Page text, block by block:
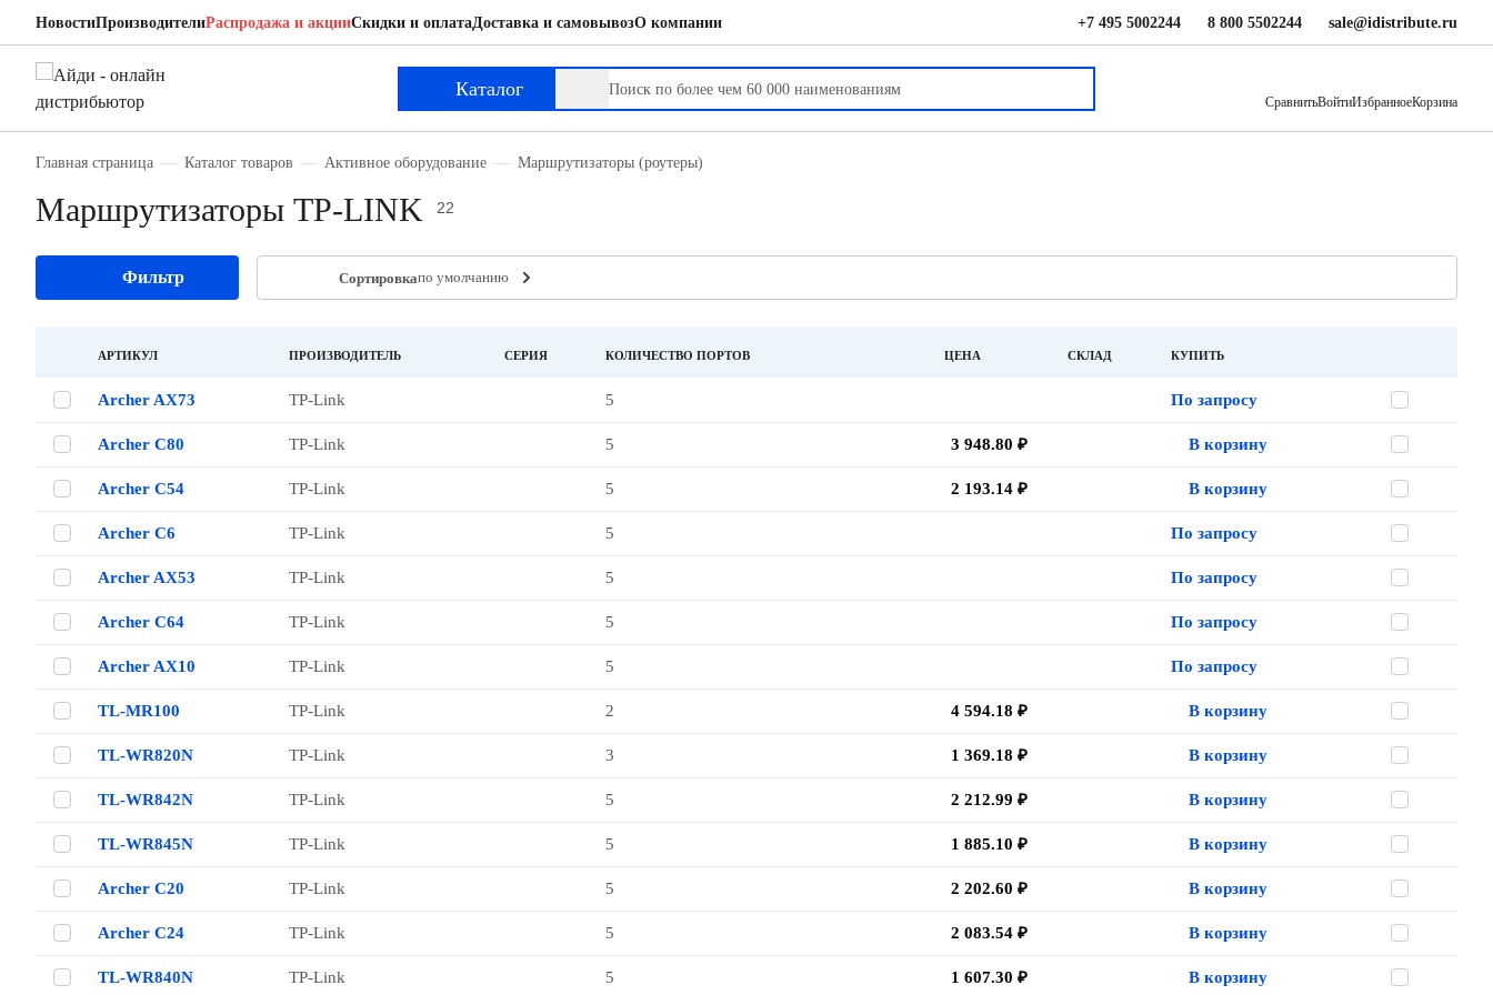
НовостиПроизводителиРаспродажа и акцииСкидки и оплатаДоставка и самовывозО компании +7 495 5002244 8 800 5502244 sale@idistribute.ru
Каталог
СравнитьВойтиИзбранноеКорзина
Главная страница Каталог товаров Активное оборудование Маршрутизаторы (роутеры)
Маршрутизаторы TP-LINK 22
Фильтр Сортировкапо умолчанию
АРТИКУЛ ПРОИЗВОДИТЕЛЬ СЕРИЯ КОЛИЧЕСТВО ПОРТОВ ЦЕНА СКЛАД КУПИТЬ
Archer AX73 TP-Link 5 По запросу
Archer C80 TP-Link 5 3 948.80 ₽ В корзину
Archer C54 TP-Link 5 2 193.14 ₽ В корзину
Archer C6 TP-Link 5 По запросу
Archer AX53 TP-Link 5 По запросу
Archer C64 TP-Link 5 По запросу
Archer AX10 TP-Link 5 По запросу
TL-MR100 TP-Link 2 4 594.18 ₽ В корзину
TL-WR820N TP-Link 3 1 369.18 ₽ В корзину
TL-WR842N TP-Link 5 2 212.99 ₽ В корзину
TL-WR845N TP-Link 5 1 885.10 ₽ В корзину
Archer C20 TP-Link 5 2 202.60 ₽ В корзину
Archer C24 TP-Link 5 2 083.54 ₽ В корзину
TL-WR840N TP-Link 5 1 607.30 ₽ В корзину